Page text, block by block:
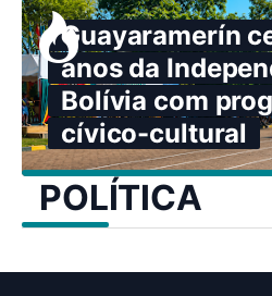
Guayaramerín
anos da
Bolívia com
cívico-cultural
POLÍTICA